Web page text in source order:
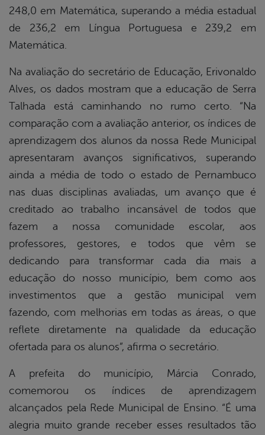
248,0 em Matemática, superando a média estadual
de 236,2 em Língua Portuguesa e 239,2 em
Matemática.
Na avaliação do secretário de Educação, Erivonaldo
Alves, os dados mostram que a educação de Serra
Talhada está caminhando no rumo certo. “Na
comparação com a avaliação anterior, os índices de
aprendizagem dos alunos da nossa Rede Municipal
apresentaram avanços significativos, superando
ainda a média de todo o estado de Pernambuco
nas duas disciplinas avaliadas, um avanço que é
creditado ao trabalho incansável de todos que
fazem a nossa comunidade escolar, aos
professores, gestores, e todos que vêm se
dedicando para transformar cada dia mais a
educação do nosso município, bem como aos
investimentos que a gestão municipal vem
fazendo, com melhorias em todas as áreas, o que
reflete diretamente na qualidade da educação
ofertada para os alunos”, afirma o secretário.
A prefeita do município, Márcia Conrado,
comemorou os índices de aprendizagem
alcançados pela Rede Municipal de Ensino. “É uma
alegria muito grande receber esses resultados tão